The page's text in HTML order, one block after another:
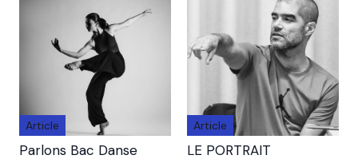
Article
Parlons Bac Danse
Article
LE PORTRAIT